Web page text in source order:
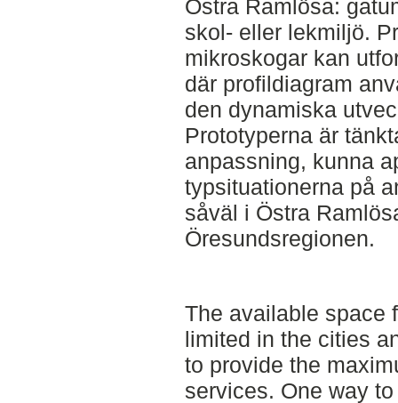
Östra Ramlösa:
skol- eller lekmiljö.
mikroskogar kan
där profildiagram
den dynamiska
Prototyperna är
anpassning, kunna
typsituationerna på
såväl i Östra
Öresundsregionen.
The available space
limited in the cities
to provide the
services. One way